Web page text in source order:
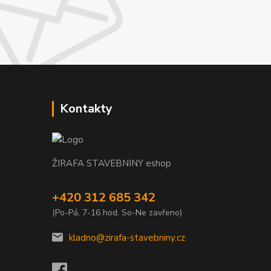
Kontakty
ŽIRAFA STAVEBNINY eshop
+420 312 685 342
(Po-Pá, 7-16 hod. So-Ne zavřeno)
kladno@zirafa-stavebniny.cz